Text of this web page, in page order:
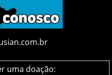
uma doação: